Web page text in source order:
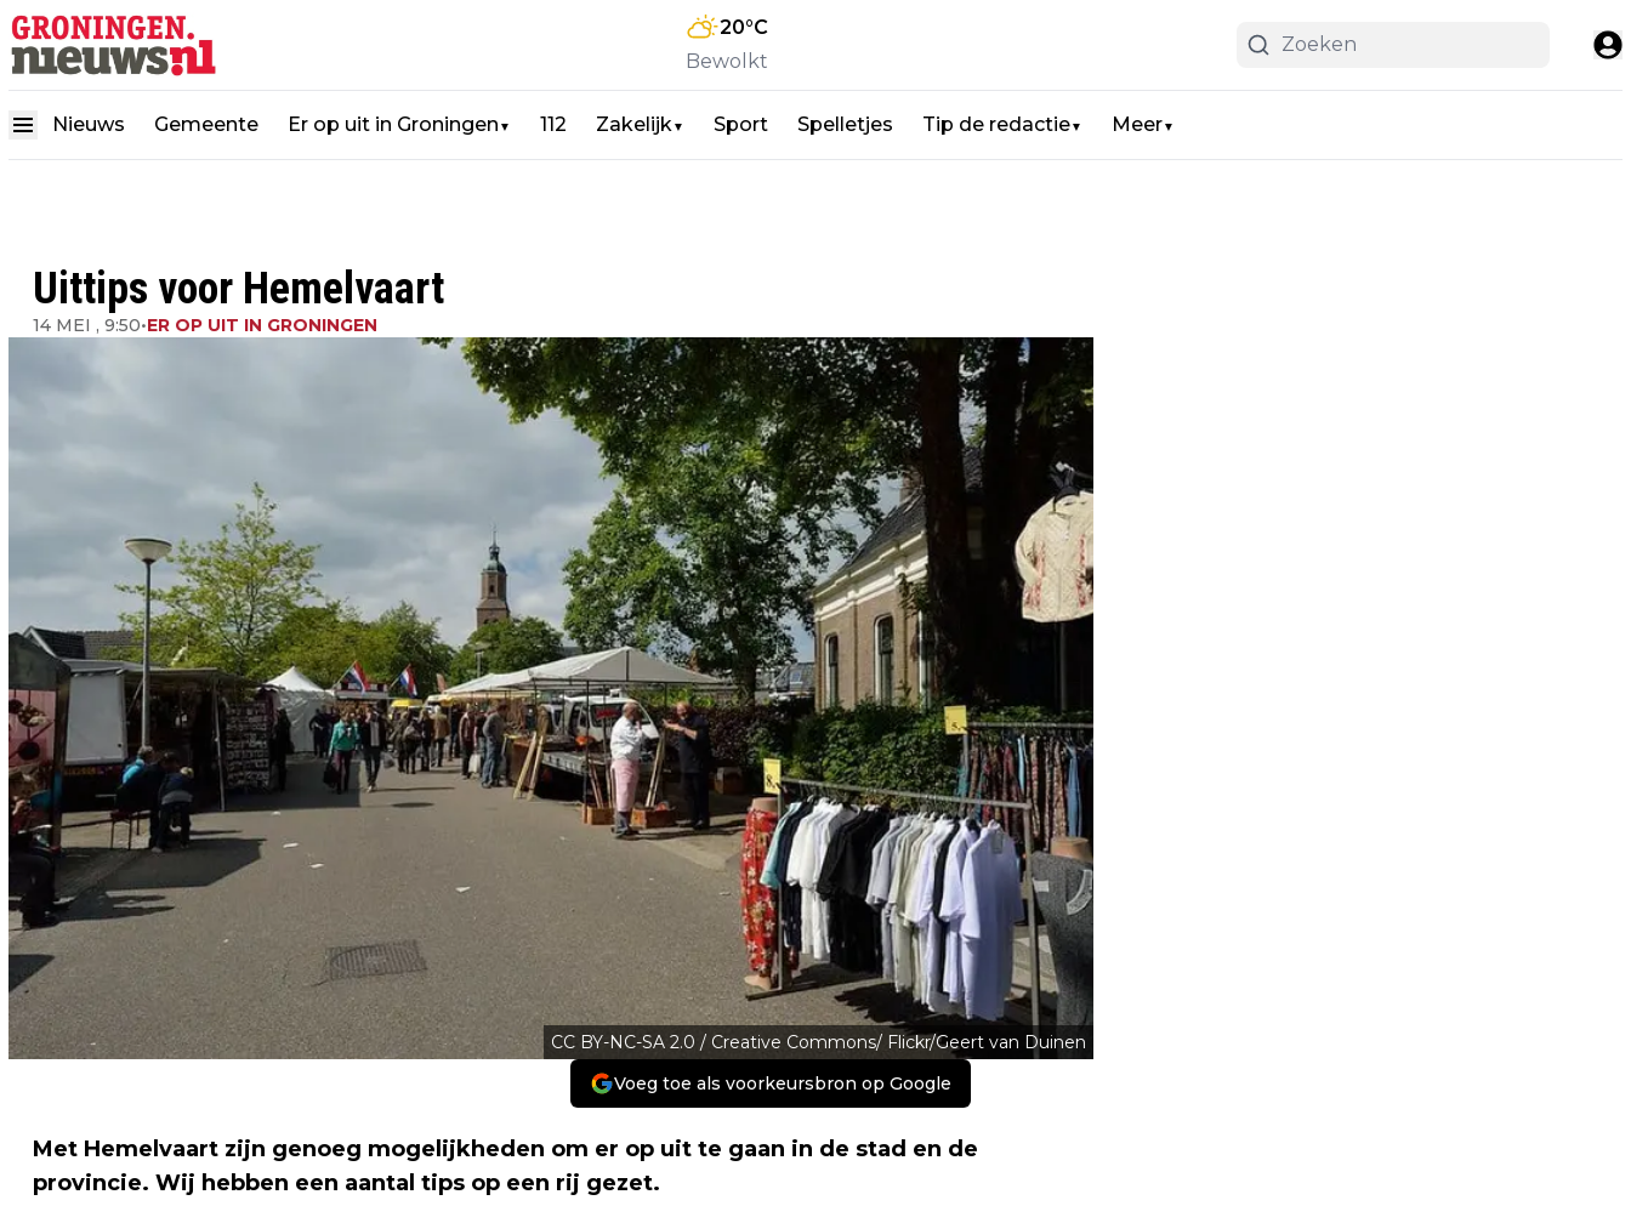
20°C
Bewolkt
Nieuws Gemeente Er op uit in Groningen ▼ 112 Zakelijk▼ Sport Spelletjes Tip de redactie▼ Meer▼
Uittips voor Hemelvaart
14 MEI , 9:50•ER OP UIT IN GRONINGEN
CC BY-NC-SA 2.0 / Creative Commons/ Flickr/Geert van Duinen
Voeg toe als voorkeursbron op Google
Met Hemelvaart zijn genoeg mogelijkheden om er op uit te gaan in de stad en de
provincie. Wij hebben een aantal tips op een rij gezet.